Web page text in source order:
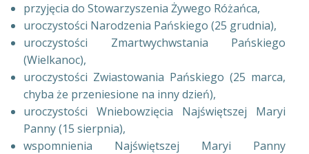
przyjęcia do Stowarzyszenia Żywego Różańca,
uroczystości Narodzenia Pańskiego (25 grudnia),
uroczystości Zmartwychwstania Pańskiego
(Wielkanoc),
uroczystości Zwiastowania Pańskiego (25 marca,
chyba że przeniesione na inny dzień),
uroczystości Wniebowzięcia Najświętszej Maryi
Panny (15 sierpnia),
wspomnienia Najświętszej Maryi Panny